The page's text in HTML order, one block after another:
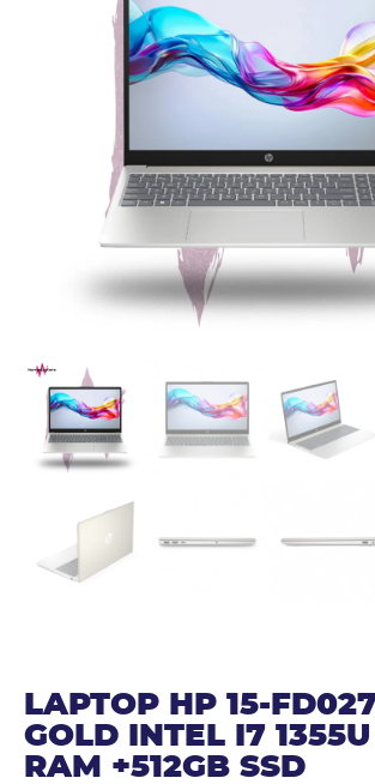
LAPTOP HP 15-
GOLD INTEL I7 1355U
RAM +512GB SSD